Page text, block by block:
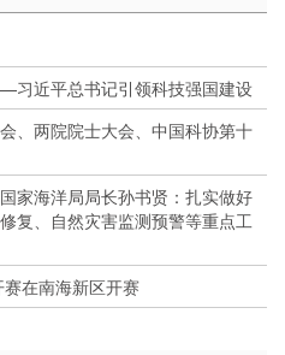
习近平总书记引领科技强国建设
、两院院士大会、中国科协第十
家海洋局局长孙书贤：扎实做好
复、自然灾害监测预警等重点工
在南海新区开赛